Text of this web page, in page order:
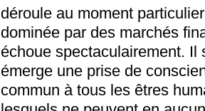
déroule au moment
dominée par des marchés
échoue spectaculairement.
émerge une prise de
commun à tous les êtres